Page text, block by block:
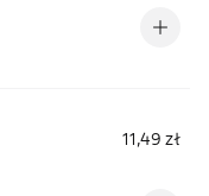
11,49 zł